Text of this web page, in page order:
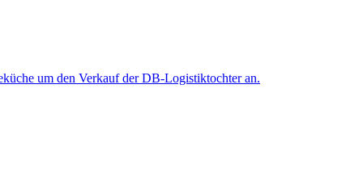
um den Verkauf der DB-Logistiktochter an.